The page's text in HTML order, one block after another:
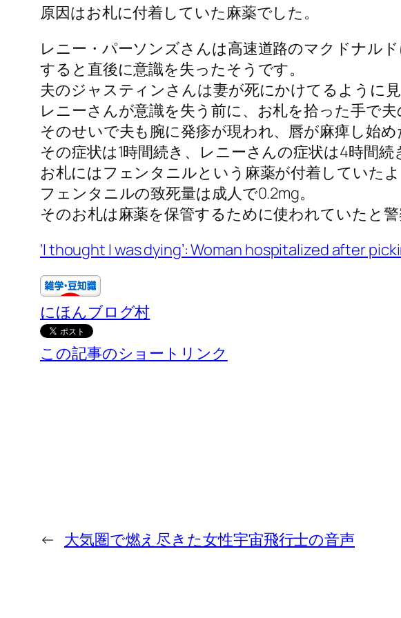
原因はお札に付着していた麻薬でした。
レニー・パーソンズさんは高速道路のマクドナル
すると直後に意識を失ったそうです。
夫のジャスティンさんは妻が死にかけてるように
レニーさんが意識を失う前に、お札を拾った手で
そのせいで夫も腕に発疹が現われ、唇が麻痺し始め
その症状は1時間続き、レニーさんの症状は4時間続
お札にはフェンタニルという麻薬が付着していたよ
フェンタニルの致死量は成人で0.2mg。
そのお札は麻薬を保管するために使われていたと警
‘I thought I was dying’: Woman hospitalized after
にほんブログ村
この記事のショートリンク
← 大気圏で燃え尽きた女性宇宙飛行士の音声